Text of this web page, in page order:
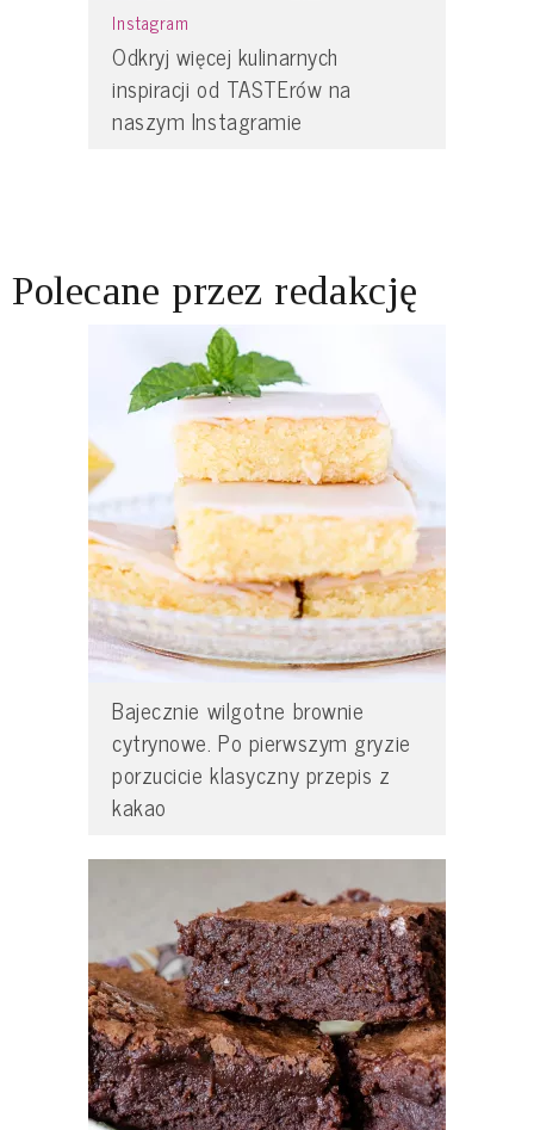
Instagram
Odkryj więcej kulinarnych
inspiracji od TASTErów na
naszym Instagramie
Polecane przez redakcję
Bajecznie wilgotne brownie
cytrynowe. Po pierwszym gryzie
porzucicie klasyczny przepis z
kakao